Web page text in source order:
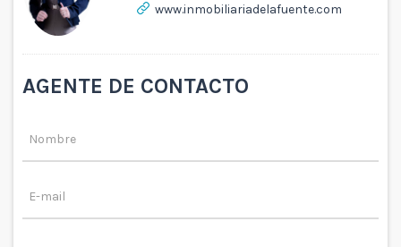
www.inmobiliariadelafuente.com
AGENTE DE CONTACTO